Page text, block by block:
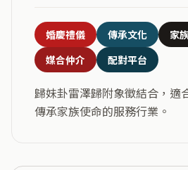
婚慶禮儀 傳承文化
家
媒合仲介
配對平台
歸妹卦雷澤歸附象徵結合，適
傳承家族使命的服務行業。